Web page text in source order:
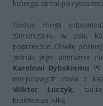
którego strzał po
Goście mogli
zamieszaniu w polu
poprzeczce. Chwilę
jednak jego uderzenie
Karolowi Dybskiemu. W
miejscowych rosła z
Wiktor Łuczyk,
bramkarza piłkę.